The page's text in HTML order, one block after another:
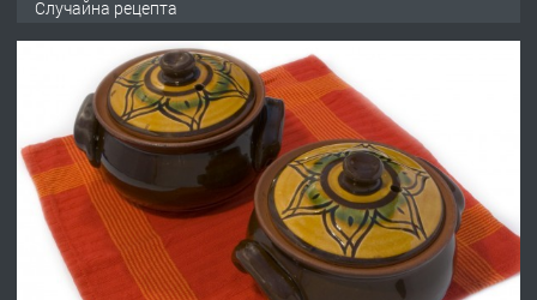
ПРЕДЛАГА Работа за общи работници
преди 1 година
Случайна рецепта